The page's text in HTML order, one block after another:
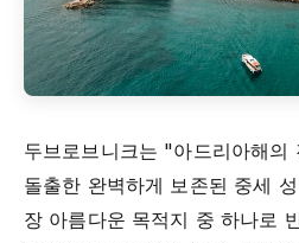
두브로브니크는 "아드리아해
돌출한 완벽하게 보존된 중세
장 아름다운 목적지 중 하나로